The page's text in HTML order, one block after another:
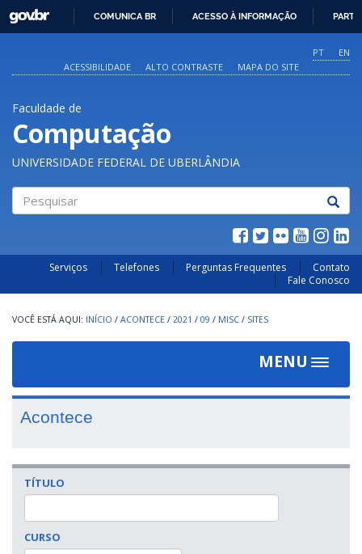
O
CONTEÚDO
GOVBR
COMUNICA BR ACESSO À INFORMAÇÃO
PT
EN
ACESSIBILIDADE
ALTO CONTRASTE MAPA DO SITE
Faculdade de
Computação
UNIVERSIDADE FEDERAL DE UBERLÂNDIA
Serviços Telefones Perguntas Frequentes
Contato
Fale Conosco
INÍCIO / ACONTECE / 2021 / 09 / MISC / SITES
MENU
Toggle
Acontece
TÍTULO
CURSO